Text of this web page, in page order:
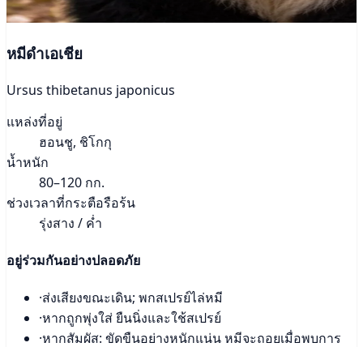
หมีดำเอเชีย
Ursus thibetanus japonicus
แหล่งที่อยู่
ฮอนชู, ชิโกกุ
น้ำหนัก
80–120 กก.
ช่วงเวลาที่กระตือรือร้น
รุ่งสาง / ค่ำ
อยู่ร่วมกันอย่างปลอดภัย
·ส่งเสียงขณะเดิน; พกสเปรย์ไล่หมี
·หากถูกพุ่งใส่ ยืนนิ่งและใช้สเปรย์
·หากสัมผัส: ขัดขืนอย่างหนักแน่น หมีจะถอยเมื่อพบการ